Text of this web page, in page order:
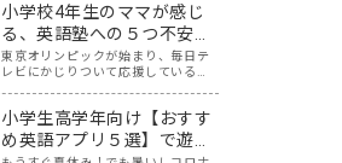
くださいました。先生のお話を聞い
ていると「なるほど」と思うことも
たくさん。一方で「レジリエンス」
について紐解く…
小学校4年生のママが感じ
る、英語塾への５つ不安と
その解決法
東京オリンピックが始まり、毎日テ
レビにかじりついて応援している我
ーチ、そして声援の声からは、様々
な言語が聞こえてきます。その中で
子供達の興味も、選手の国や言語に
小学生高学年向け【おすす
め英語アプリ５選】で遊び